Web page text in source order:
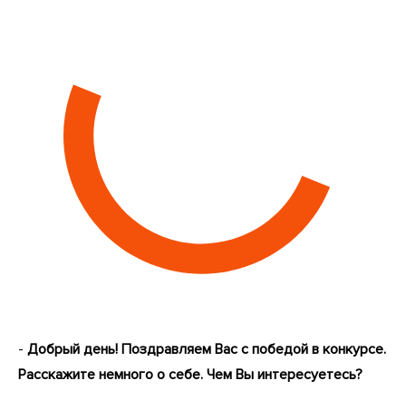
- Добрый день! Поздравляем Вас с победой в конкурсе.
Расскажите немного о себе. Чем Вы интересуетесь?